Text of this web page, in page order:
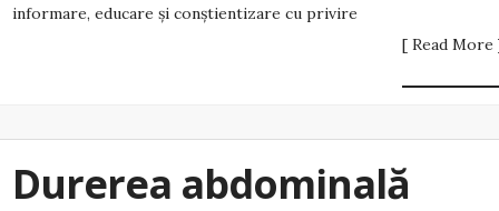
informare, educare și conștientizare cu privire
[ Read More
Durerea abdominală